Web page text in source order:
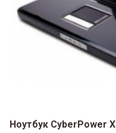
Ноутбук CyberPower